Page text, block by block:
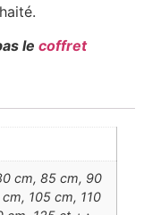
le coffret
cm, 85 cm, 90
105 cm, 110